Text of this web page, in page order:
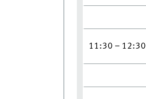
11:30 – 12:30